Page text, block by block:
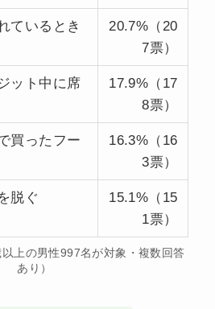
ているとき
20.7%（20
7票）
ット中に席
17.9%（17
8票）
買ったフー
16.3%（16
3票）
脱ぐ
15.1%（15
1票）
上の男性997名が対象・複数回答
あり）